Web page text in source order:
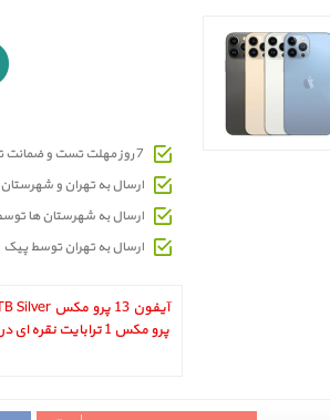
7 روز مهلت تست و ضمانت تعویض کالای معیوب
ارسال به تهران و
ارسال به شهرستان ها
ارسال به تهران توسط پیک
پرو مکس 1 ترابایت نقره ای در حال حاضر در انبار موجود نمیباشد.